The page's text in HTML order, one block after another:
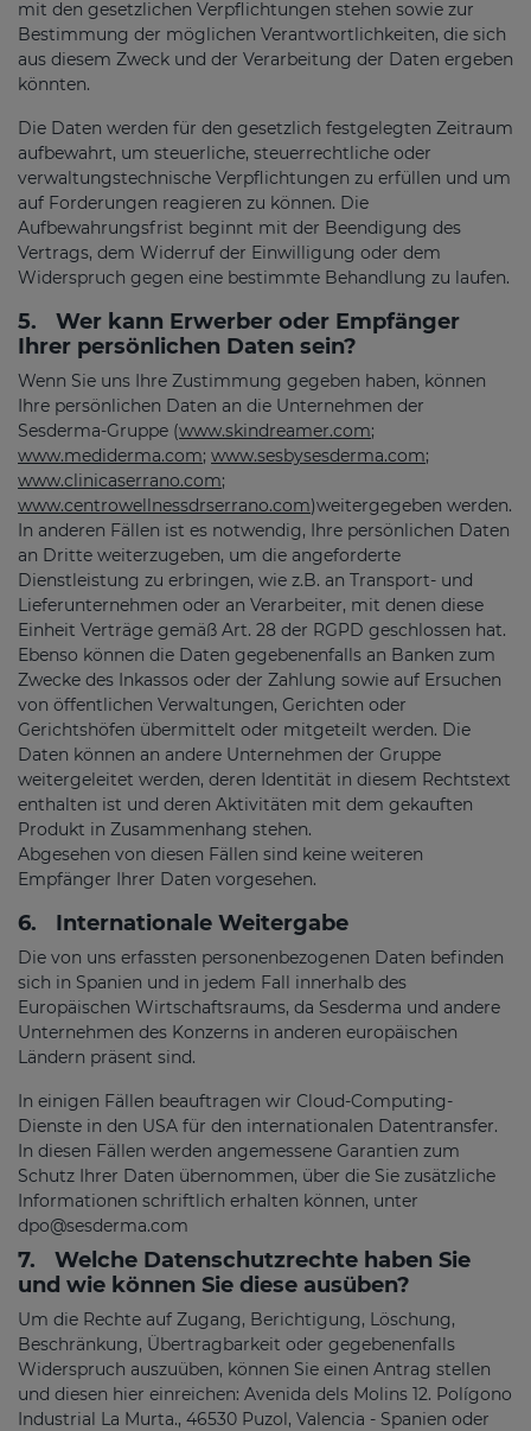
mit den gesetzlichen Verpflichtungen stehen sowie zur
Bestimmung der möglichen Verantwortlichkeiten, die sich
aus diesem Zweck und der Verarbeitung der Daten ergeben
könnten.
Die Daten werden für den gesetzlich festgelegten Zeitraum
aufbewahrt, um steuerliche, steuerrechtliche oder
verwaltungstechnische Verpflichtungen zu erfüllen und um
auf Forderungen reagieren zu können. Die
Aufbewahrungsfrist beginnt mit der Beendigung des
Vertrags, dem Widerruf der Einwilligung oder dem
Widerspruch gegen eine bestimmte Behandlung zu laufen.
5.
Wer kann Erwerber oder Empfänger
Ihrer persönlichen Daten sein?
Wenn Sie uns Ihre Zustimmung gegeben haben, können
Ihre persönlichen Daten an die Unternehmen der
Sesderma-Gruppe (www.skindreamer.com;
www.mediderma.com; www.sesbysesderma.com;
www.clinicaserrano.com;
www.centrowellnessdrserrano.com)weitergegeben werden.
In anderen Fällen ist es notwendig, Ihre persönlichen Daten
an Dritte weiterzugeben, um die angeforderte
Dienstleistung zu erbringen, wie z.B. an Transport- und
Lieferunternehmen oder an Verarbeiter, mit denen diese
Einheit Verträge gemäß Art. 28 der RGPD geschlossen hat.
Ebenso können die Daten gegebenenfalls an Banken zum
Zwecke des Inkassos oder der Zahlung sowie auf Ersuchen
von öffentlichen Verwaltungen, Gerichten oder
Gerichtshöfen übermittelt oder mitgeteilt werden. Die
Daten können an andere Unternehmen der Gruppe
weitergeleitet werden, deren Identität in diesem Rechtstext
enthalten ist und deren Aktivitäten mit dem gekauften
Produkt in Zusammenhang stehen.
Abgesehen von diesen Fällen sind keine weiteren
Empfänger Ihrer Daten vorgesehen.
6. Internationale Weitergabe
Die von uns erfassten personenbezogenen Daten befinden
sich in Spanien und in jedem Fall innerhalb des
Europäischen Wirtschaftsraums, da Sesderma und andere
Unternehmen des Konzerns in anderen europäischen
Ländern präsent sind.
In einigen Fällen beauftragen wir Cloud-Computing-
Dienste in den USA für den internationalen Datentransfer.
In diesen Fällen werden angemessene Garantien zum
Schutz Ihrer Daten übernommen, über die Sie zusätzliche
Informationen schriftlich erhalten können, unter
dpo@sesderma.com
7.
Welche Datenschutzrechte haben Sie
und wie können Sie diese ausüben?
Um die Rechte auf Zugang, Berichtigung, Löschung,
Beschränkung, Übertragbarkeit oder gegebenenfalls
Widerspruch auszuüben, können Sie einen Antrag stellen
und diesen hier einreichen: Avenida dels Molins 12. Polígono
Industrial La Murta., 46530 Puzol, Valencia - Spanien oder